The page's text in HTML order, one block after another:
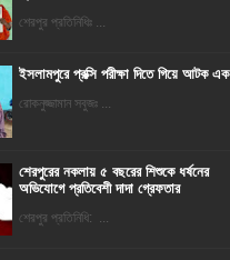
শেরপুর প্রতিনিধিঃ ...
ইসলামপুরে প্রক্সি পরীক্ষা দিতে গিয়ে আটক এক
রোকনুজ্জামান সবুজঃ ...
শেরপুরের নকলায় ৫ বছরের শিশুকে ধর্ষনের
অভিযোগে প্রতিবেশী দাদা গ্রেফতার
শেরপুর প্রতিনিধি: ...